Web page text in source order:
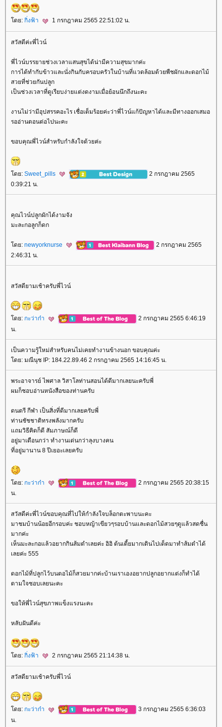
ดย: กิ่งฟ้า 1 กรกฎาคม 2565 22:51:02 น.
สวัสดีค่ะพี่ไวน์
พี่ไวน์บรรยายช่วงเวลาแสนสุขได้น่ามีความสุขมากค่ะ
การได้ทำกับข้าวและนั่งกินกับครอบครัวในบ้านที่แวดล้อมด้วยพืชผักและดอกไม้
สวยที่ช่วยกันปลูก
เป็นช่วงเวลาที่ดูเรียบง่ายแต่งดงามเมื่อย้อนนึกถึงนะคะ
งานไม่ว่ามีอุปสรรคอะไร เชื่อเต็มร้อยค่ะว่าพี่ไวน์แก้ปัญหาได้และมีทางออกเสมอ
รออ่านตอนต่อไปนะคะ
ขอบคุณพี่ไวน์สำหรับกำลังใจด้วยค่ะ
ดย: Sweet_pills
2 กรกฎาคม 2565
0:39:21 น.
คุณไวน์ปลูกผักได้งามจัง
มะละกอลูกก็ดก
ดย: newyorknurse
2 กรกฎาคม 2565
2:46:31 น.
สวัสดียามเช้าครับพี่ไวน์
ดย: กะว่าก๋า
2 กรกฎาคม 2565 6:46:19
น.
เป็นความรู้ใหม่สำหรับคนไม่เคยทำงานข้างนอก ขอบคุณค่ะ
ดย: มณีนุช IP: 184.22.89.46 2 กรกฎาคม 2565 14:16:45 น.
พระอาจารย์ ไพศาล วิสาโลท่านสอนได้ดีมากเลยนะครับพี่
ผมก็ชอบอ่านหนังสือของท่านครับ
ดนตรี กีฬา เป็นสิ่งที่ดีมากเลยครับพี่
ท่านชัชชาติทรงพลังมากครับ
ถมวิธีคิดก็ดี สัมภาษณ์ก็ดี
อยู่มาเดือนกว่า ทำงานเด่นกว่าลุงบางคน
ที่อยู่มานาน 8 ปีเยอะเลยครับ
ดย: กะว่าก๋า
2 กรกฎาคม 2565 20:38:15
น.
สวัสดีค่ะพี่ไวน์ขอบคุณที่ไปให้กำลังใจบล็อกตะพาบนะคะ
มาชมบ้านน้อยอีกรอบค่ะ ชอบหญ้าเขียวๆรอบบ้านและดอกไม้สวยๆดูแล้วสดชื่น
มากค่ะ
เห็นมะละกอแล้วอยากกินส้มตำเลยค่ะ อิอิ ต้นเตี้ยมากเดินไปเด็ดมาทำส้มตำได้
เลยค่ะ 555
ดอกไม้ที่ปลูกไว้บนตอไม้ก็สวยมากค่ะบ้านเราเองอยากปลูกอยากแต่งก็ทำได้
ตามใจชอบเลยนะคะ
ขอให้พี่ไวน์สุขภาพแข็งแรงนะคะ
หลับฝันดีค่ะ
ดย: กิ่งฟ้า 2 กรกฎาคม 2565 21:14:38 น.
สวัสดียามเช้าครับพี่ไวน์
ดย: กะว่าก๋า
3 กรกฎาคม 2565 6:36:03
น.